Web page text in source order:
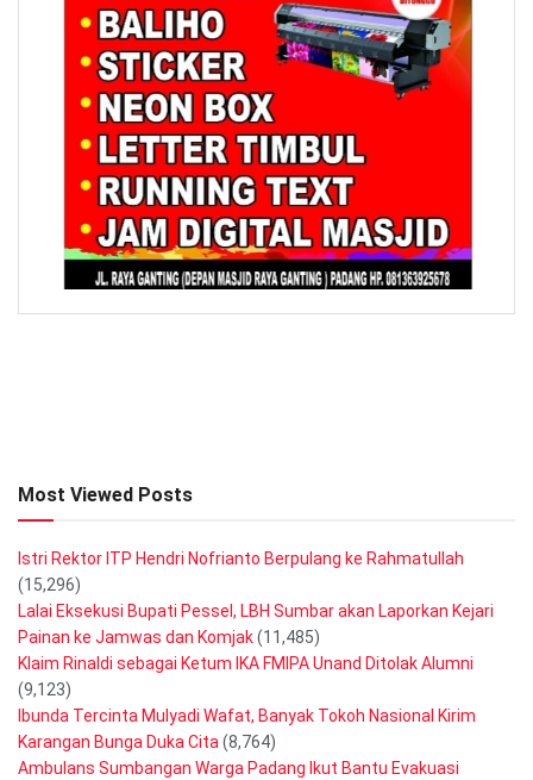
Most Viewed Posts
Istri Rektor ITP Hendri Nofrianto Berpulang ke Rahmatullah
(15,296)
Lalai Eksekusi Bupati Pessel, LBH Sumbar akan Laporkan Kejari
Painan ke Jamwas dan Komjak(11,485)
Klaim Rinaldi sebagai Ketum IKA FMIPA Unand Ditolak Alumni
(9,123)
Ibunda Tercinta Mulyadi Wafat, Banyak Tokoh Nasional Kirim
Karangan Bunga Duka Cita(8,764)
Ambulans Sumbangan Warga Padang Ikut Bantu Evakuasi